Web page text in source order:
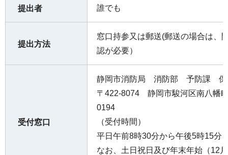
提出者 誰でも
提出方法
窓口持参又は郵送(郵送の場合は、
認が必要）
受付窓口
静岡市消防局 消防部 予防課 保
〒422-8074 静岡市駿河区南⼋幡
0194
（受付時間）
平日午前8時30分から午後5時15分
なお、土日祝日及び年末年始（12